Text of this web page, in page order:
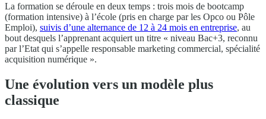
La formation se déroule en deux temps : trois mois de bootcamp
(formation intensive) à l’école (pris en charge par les Opco ou Pôle
Emploi), suivis d’une alternance de 12 à 24 mois en entreprise, au
bout desquels l’apprenant acquiert un titre « niveau Bac+3, reconnu
par l’Etat qui s’appelle responsable marketing commercial, spécialité
acquisition numérique ».
Une évolution vers un modèle plus
classique